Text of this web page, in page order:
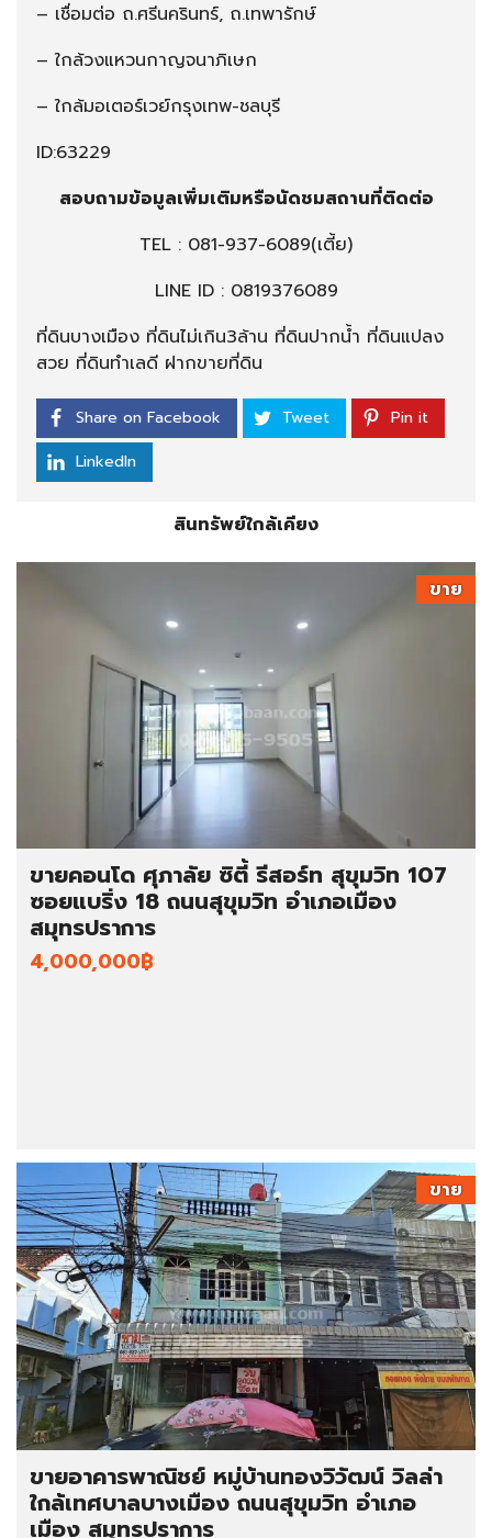
– เชื่อมต่อ ถ.ศรีนครินทร์, ถ.เทพารักษ์
– ใกล้วงแหวนกาญจนาภิเษก
– ใกล้มอเตอร์เวย์กรุงเทพ-ชลบุรี
ID:63229
สอบถามข้อมูลเพิ่มเติมหรือนัดชมสถานที่ติดต่อ
TEL : 081-937-6089(เตี้ย)
LINE ID : 0819376089
ที่ดินบางเมือง ที่ดินไม่เกิน3ล้าน ที่ดินปากน้ำ ที่ดินแปลง
สวย ที่ดินทำเลดี ฝากขายที่ดิน
Share on Facebook Tweet
Pin it
LinkedIn
สินทรัพย์ใกล้เคียง
ขาย
ขายคอนโด ศุภาลัย ซิตี้ รีสอร์ท สุขุมวิท 107
ซอยแบริ่ง 18 ถนนสุขุมวิท อำเภอเมือง
สมุทรปราการ
4,000,000฿
ขาย
ขายอาคารพาณิชย์ หมู่บ้านทองวิวัฒน์ วิลล่า
ใกล้เทศบาลบางเมือง ถนนสุขุมวิท อำเภอ
เมือง สมุทรปราการ